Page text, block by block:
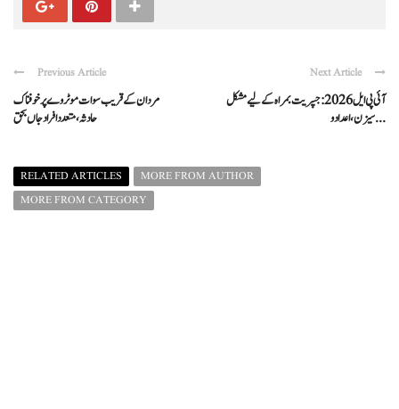
Previous Article
مردان کے قریب سوات موٹروے پر خوفناک
حادثہ، متعدد افراد جاں بحق
Next Article
آئی پی ایل 2026: جسپریت بمراہ کے لیے مشکل
سیزن، اعداد و ...
RELATED ARTICLES
MORE FROM AUTHOR
MORE FROM CATEGORY